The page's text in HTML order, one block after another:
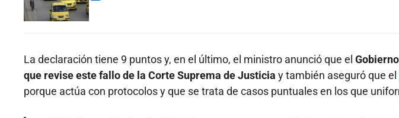
La declaración tiene 9 puntos y, en el último, el ministro anunció que el
que revise este fallo de la Corte Suprema de Justicia y también aseguró que el
porque actúa con protocolos y que se trata de casos puntuales en los que